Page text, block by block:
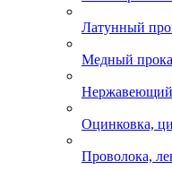
Латунный
Медный
Нержавеющий
Оцинковка,
Проволока,